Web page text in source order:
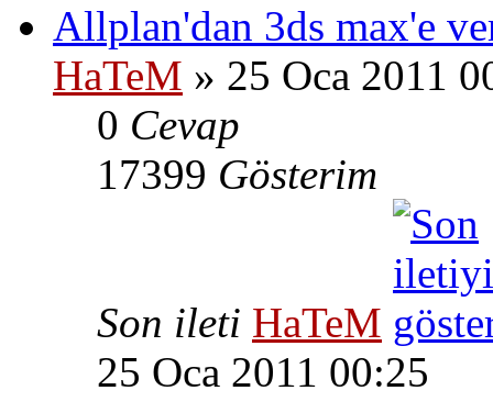
Allplan'dan 3ds max'e
HaTeM » 25 Oca 2011
0 Cevap
17399 Gösterim
Son ileti HaTeM
25 Oca 2011 00:25